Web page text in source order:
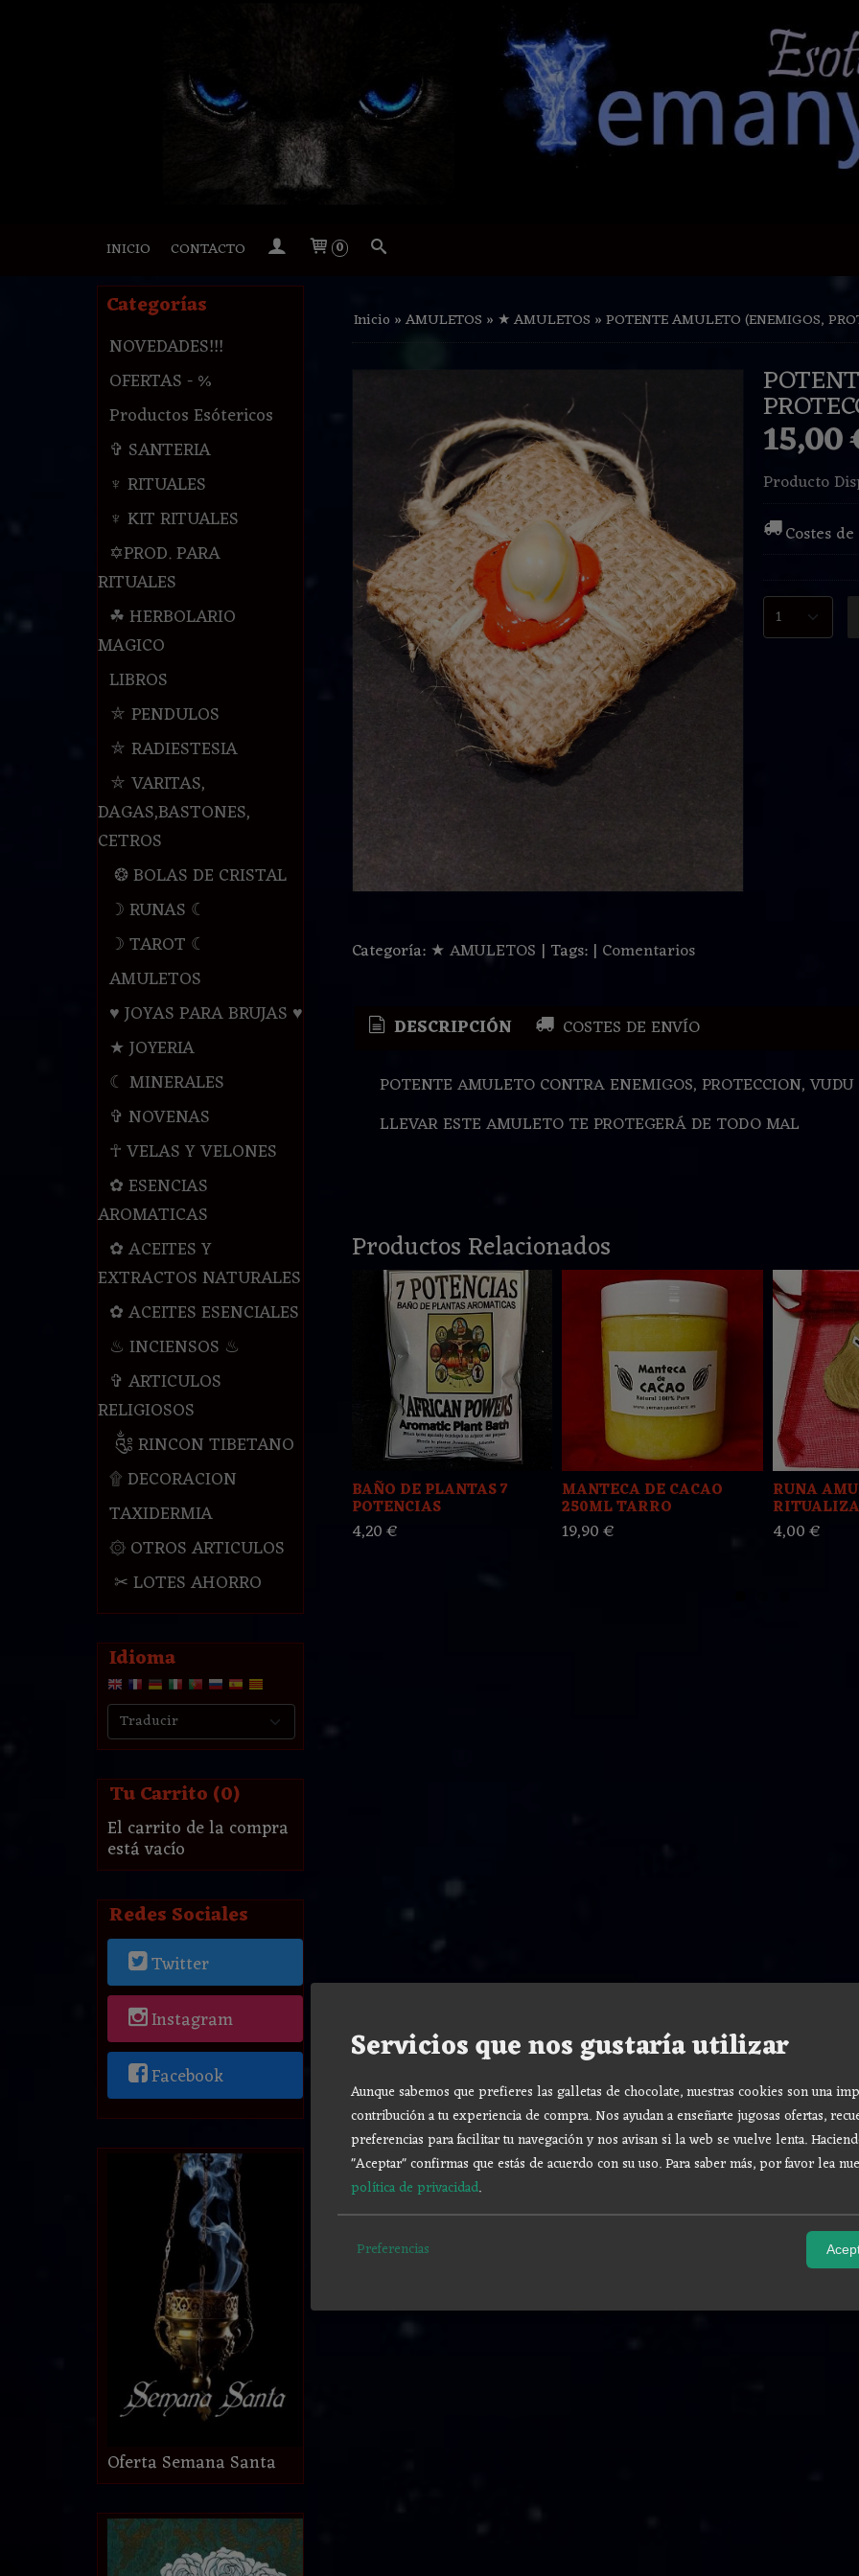
INICIO CONTACTO 0
Categorías
NOVEDADES!!!
OFERTAS - %
Productos Esótericos
✞ SANTERIA
♆ RITUALES
♆ KIT RITUALES
✡PROD. PARA
RITUALES
☘ HERBOLARIO
MAGICO
LIBROS
⛤ PENDULOS
⛤ RADIESTESIA
⛤ VARITAS,
DAGAS,BASTONES,
CETROS
❂ BOLAS DE CRISTAL
☽ RUNAS ☾
☽ TAROT ☾
AMULETOS
♥ JOYAS PARA BRUJAS ♥
★ JOYERIA
☾ MINERALES
✞ NOVENAS
☥ VELAS Y VELONES
✿ ESENCIAS
AROMATICAS
✿ ACEITES Y
EXTRACTOS NATURALES
✿ ACEITES ESENCIALES
♨ INCIENSOS ♨
✞ ARTICULOS
RELIGIOSOS
༃ RINCON TIBETANO
۩ DECORACION
TAXIDERMIA
۞ OTROS ARTICULOS
✂ LOTES AHORRO
Idioma
Tu Carrito (0)
El carrito de la compra
está vacío
Redes Sociales
Twitter
Instagram
Facebook
Oferta Semana Santa
Inicio »AMULETOS » ★ AMULETOS »POTENTE AMULETO (ENEMIGOS,
15,00
Producto
Costes
Categoría: ★ AMULETOS | Tags: | Comentarios
DESCRIPCIÓN COSTES DE ENVÍO
POTENTE AMULETO CONTRA ENEMIGOS, PROTECCION,
LLEVAR ESTE AMULETO TE PROTEGERÁ DE TODO MAL
Productos Relacionados
BAÑO DE PLANTAS 7
POTENCIAS
4,20 €
MANTECA DE CACAO
250ML TARRO
19,90 €
RUNA
4,00 €
Servicios que nos gustaría utilizar
Aunque sabemos que prefieres las galletas de chocolate, nuestras cookies son una
contribución a tu experiencia de compra. Nos ayudan a enseñarte jugosas ofertas,
preferencias para facilitar tu navegación y nos avisan si la web se vuelve lenta.
"Aceptar" confirmas que estás de acuerdo con su uso.Para saber más, por favor lea
política de privacidad.
Preferencias